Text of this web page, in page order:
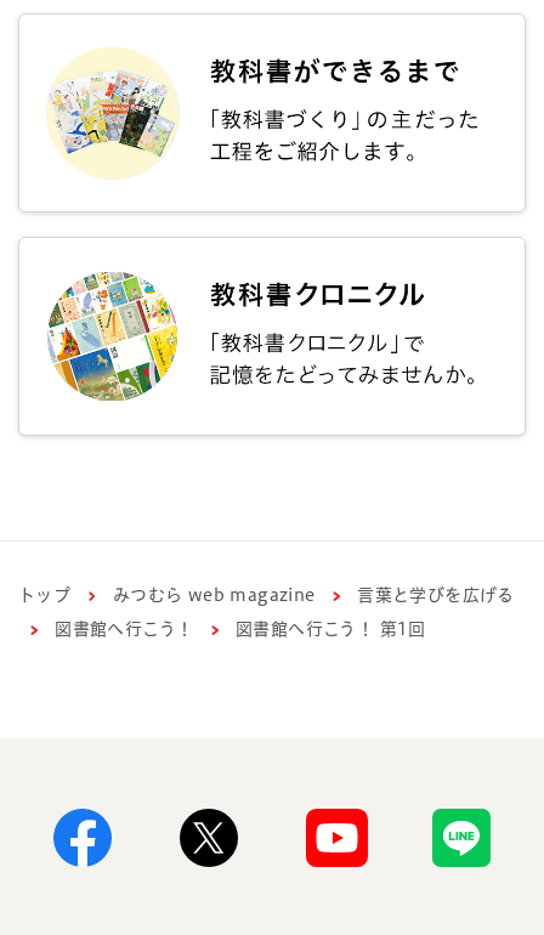
トップ みつむら web magazine
言葉と学びを広げる
図書館へ行こう！
図書館へ行こう！ 第1回